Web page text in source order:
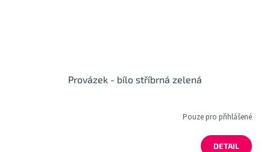
Provázek - bílo stříbrná zelená
Pouze pro přihlášené
DETAIL